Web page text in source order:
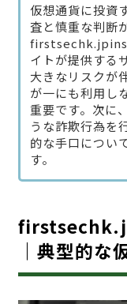
仮想通貨に投資
査と慎重な判断
イトが提供する
大きなリスクが
が一にも利用し
重要です。次に
うな詐欺行為を
的な手口につい
す。
｜典型的な